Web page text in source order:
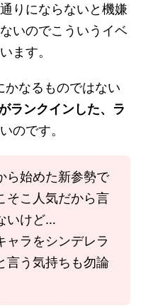
りにならないと機嫌
いのでこういうイベ
ます。
かなるものではない
ランクインした、ラ
のです。
ら始めた新参勢で
そこ人気だから言
いけど…
ャラをシンデレラ
言う気持ちも勿論